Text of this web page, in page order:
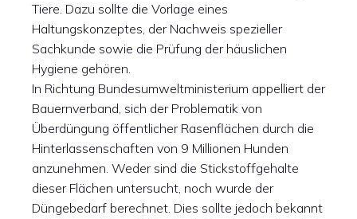
Tiere. Dazu sollte die Vorlage eines
Haltungskonzeptes, der Nachweis spezieller
Sachkunde sowie die Prüfung der häuslichen
Hygiene gehören.
In Richtung Bundesumweltministerium appelliert der
Bauernverband, sich der Problematik von
Überdüngung öffentlicher Rasenflächen durch die
Hinterlassenschaften von 9 Millionen Hunden
anzunehmen. Weder sind die Stickstoffgehalte
dieser Flächen untersucht, noch wurde der
Düngebedarf berechnet. Dies sollte jedoch bekannt